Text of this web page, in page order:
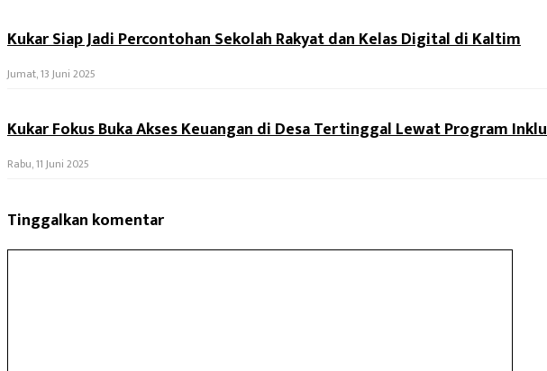
Kukar Siap Jadi Percontohan Sekolah Rakyat dan Kelas Digital di Kaltim
Jumat, 13 Juni 2025
Kukar Fokus Buka Akses Keuangan di Desa Tertinggal Lewat Program
Rabu, 11 Juni 2025
Tinggalkan komentar
Komentar